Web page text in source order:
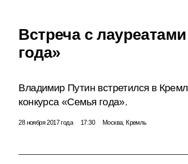
Встреча с
года»
Владимир Путин встретился в
конкурса «Семья года».
28 ноября 2017 года 17:30 Москва, Кремль